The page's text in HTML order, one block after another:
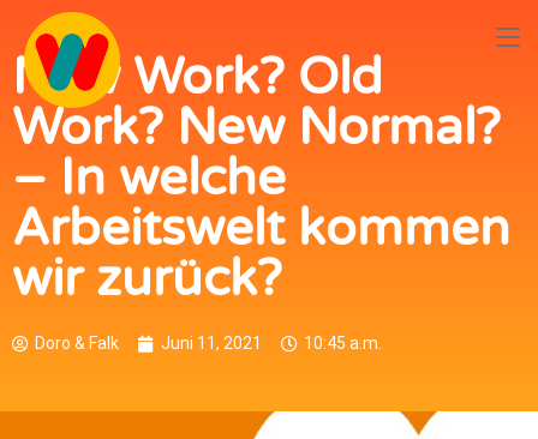
New Work? Old
Work? New Normal?
– In welche
Arbeitswelt kommen
wir zurück?
Doro & Falk Juni 11, 2021 10:45 a.m.